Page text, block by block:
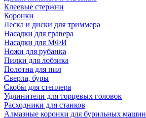
Клеевые стержни
Коронки
Леска и диски для триммера
Насадки для гравера
Насадки для МФИ
Ножи для рубанка
Пилки для лобзика
Полотна для пил
Сверла, буры
Скобы для степлера
Удлинители для торцевых головок
Расходники для станков
Алмазные коронки для бурильных машин